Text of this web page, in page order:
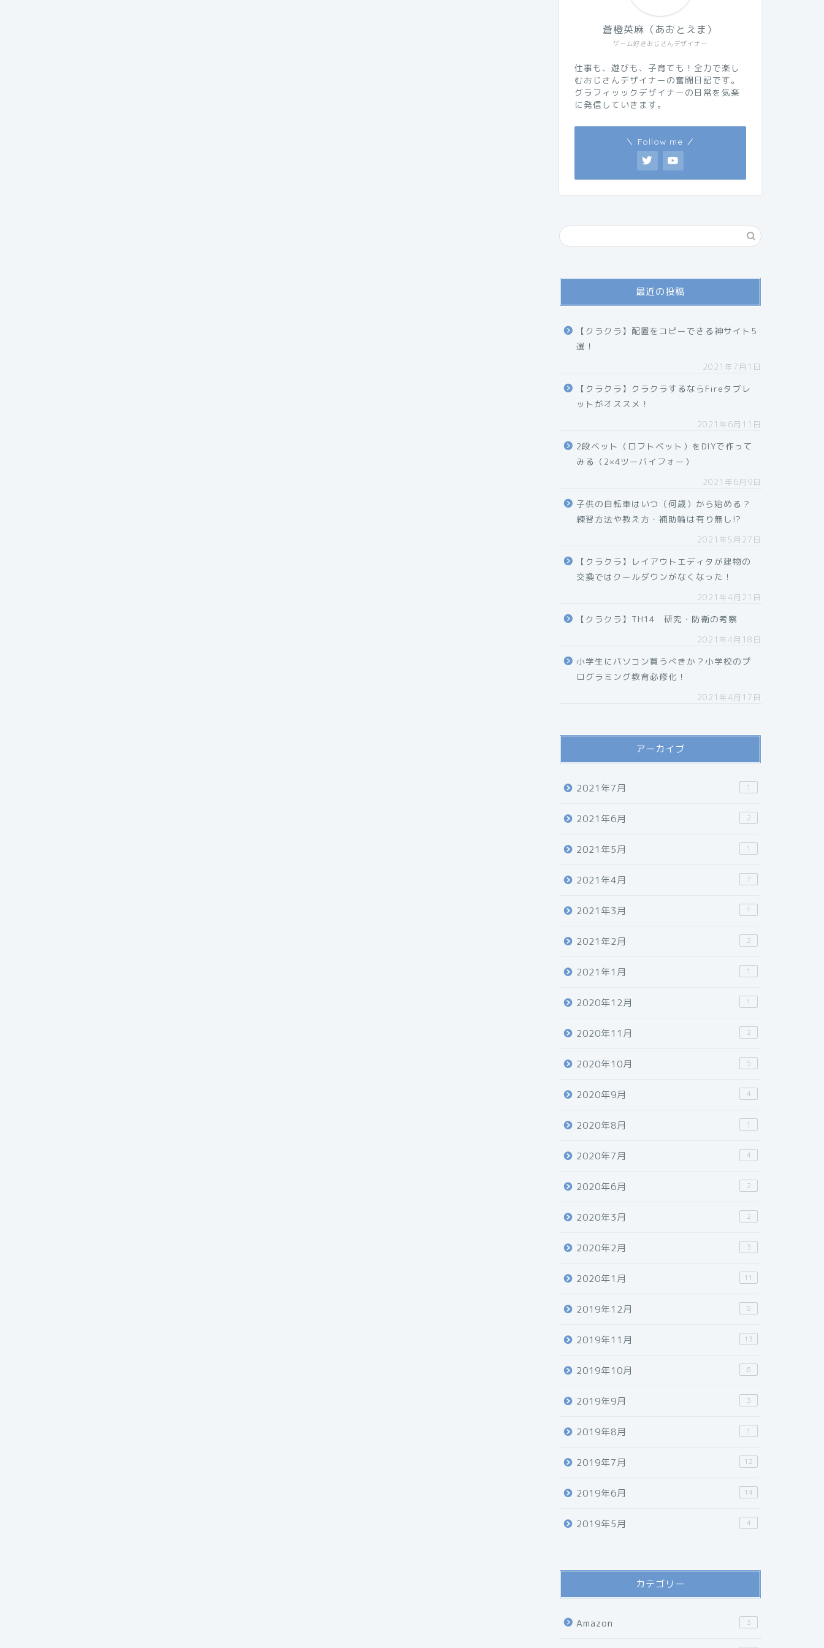
ゲーム好きおじさんデザイナー
蒼橙英麻（あおとえま）
仕事も、遊びも、子育ても！全力で楽し
むおじさんデザイナーの奮闘日記です。
グラフィッックデザイナーの日常を気楽
に発信していきます。
＼ Follow me ／
最近の投稿
【クラクラ】配置をコピーできる神サイト5
選！
2021年7月1日
【クラクラ】クラクラするならFireタブレ
ットがオススメ！
2021年6月11日
2段ベット（ロフトベット）をDIYで作って
みる（2×4ツーバイフォー）
2021年6月9日
子供の自転車はいつ（何歳）から始める？
練習方法や教え方・補助輪は有り無し!?
2021年5月27日
【クラクラ】レイアウトエディタが建物の
交換ではクールダウンがなくなった！
2021年4月21日
【クラクラ】TH14 研究・防衛の考察
2021年4月18日
小学生にパソコン買うべきか？小学校のプ
ログラミング教育必修化！
2021年4月17日
アーカイブ
2021年7月 1
2021年6月 2
2021年5月 1
2021年4月 7
2021年3月 1
2021年2月 2
2021年1月 1
2020年12月 1
2020年11月 2
2020年10月 5
2020年9月 4
2020年8月 1
2020年7月 4
2020年6月 2
2020年3月 2
2020年2月 3
2020年1月 11
2019年12月 8
2019年11月 13
2019年10月 6
2019年9月 3
2019年8月 1
2019年7月 12
2019年6月 14
2019年5月 4
カテゴリー
Amazon 3